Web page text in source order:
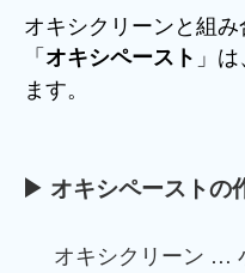
オキシクリーンと組
「オキシペースト 」
ます。
▶ オキシペーストの
オキシクリーン …